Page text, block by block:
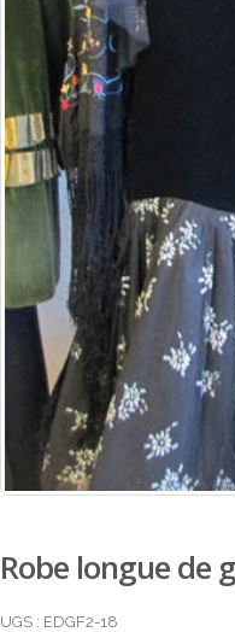
Robe longue de
UGS : EDGF2-18